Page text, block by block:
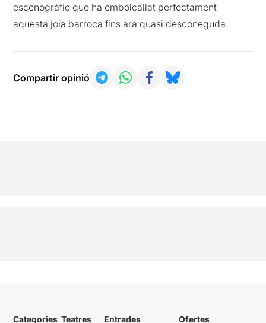
escenogràfic que ha embolcallat perfectament
aquesta joia barroca fins ara quasi desconeguda.
Compartir opinió
Categories Teatres
Entrades
Ofertes